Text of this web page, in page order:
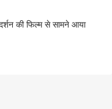
की फिल्म से सामने आया